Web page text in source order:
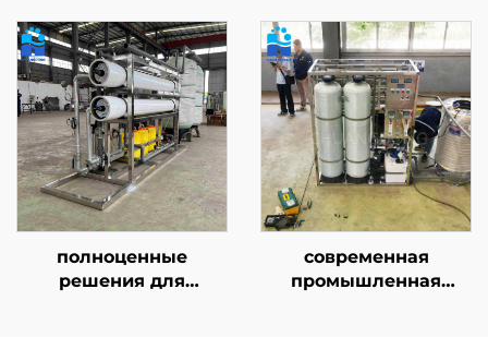
(EDI), автоматическая
промышленная
система очистки
методом
электродеионизации
повторного
использования воды,
сельскохозяйственных
нужд и
рециркуляции
сточных вод
полноценные
решения для
современная
промышленная